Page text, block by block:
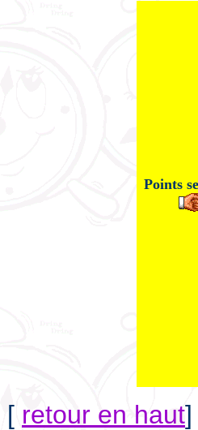
Points
[ retour en haut]